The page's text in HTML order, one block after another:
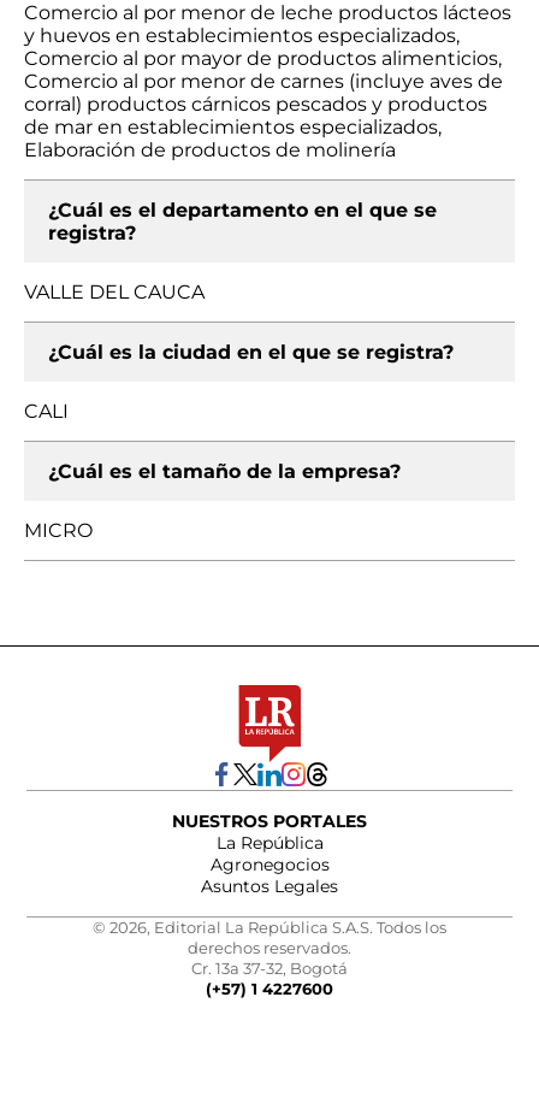
Comercio al por menor de leche productos lácteos
y huevos en establecimientos especializados,
Comercio al por mayor de productos alimenticios,
Comercio al por menor de carnes (incluye aves de
corral) productos cárnicos pescados y productos
de mar en establecimientos especializados,
Elaboración de productos de molinería
¿Cuál es el departamento en el que se
registra?
VALLE DEL CAUCA
¿Cuál es la ciudad en el que se registra?
CALI
¿Cuál es el tamaño de la empresa?
MICRO
NUESTROS PORTALES
La República
Agronegocios
Asuntos Legales
© 2026, Editorial La República S.A.S. Todos los
derechos reservados.
Cr. 13a 37-32, Bogotá
(+57) 1 4227600